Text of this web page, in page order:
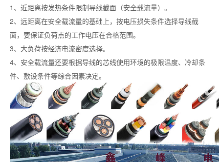
1、近距离按发热条件限制导线截面（安全载流量）。
2、远距离在安全载流量的基础上，按电压损失条件选择导线截
面，要保证负荷点的工作电压在合格范围。
3、大负荷按经济电流密度选择。
4、安全载流量还要根据导线的芯线使用环境的极限温度、冷却条
件、敷设条件等综合因素决定。